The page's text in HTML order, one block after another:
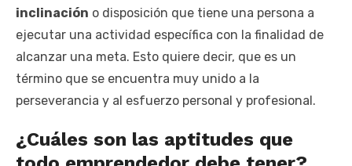
inclinación o disposición que tiene una persona a
ejecutar una actividad específica con la finalidad de
alcanzar una meta. Esto quiere decir, que es un
término que se encuentra muy unido a la
perseverancia y al esfuerzo personal y profesional.
¿Cuáles son las aptitudes que